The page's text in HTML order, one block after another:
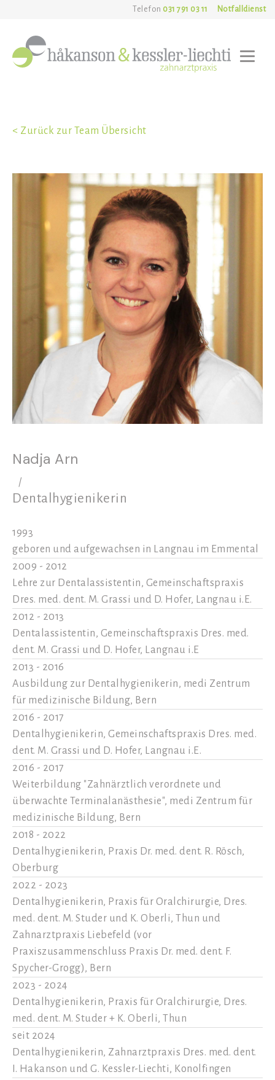
Telefon 031 791 03 11 Notfalldienst
< Zurück zur Team Übersicht
Nadja Arn
/
Dentalhygienikerin
1993
geboren und aufgewachsen in Langnau im Emmental
2009 - 2012
Lehre zur Dentalassistentin, Gemeinschaftspraxis
Dres. med. dent. M. Grassi und D. Hofer, Langnau i.E.
2012 - 2013
Dentalassistentin, Gemeinschaftspraxis Dres. med.
dent. M. Grassi und D. Hofer, Langnau i.E
2013 - 2016
Ausbildung zur Dentalhygienikerin, medi Zentrum
für medizinische Bildung, Bern
2016 - 2017
Dentalhygienikerin, Gemeinschaftspraxis Dres. med.
dent. M. Grassi und D. Hofer, Langnau i.E.
2016 - 2017
Weiterbildung "Zahnärztlich verordnete und
überwachte Terminalanästhesie", medi Zentrum für
medizinische Bildung, Bern
2018 - 2022
Dentalhygienikerin, Praxis Dr. med. dent. R. Rösch,
Oberburg
2022 - 2023
Dentalhygienikerin, Praxis für Oralchirurgie, Dres.
med. dent. M. Studer und K. Oberli, Thun und
Zahnarztpraxis Liebefeld (vor
Praxiszusammenschluss Praxis Dr. med. dent. F.
Spycher-Grogg), Bern
2023 - 2024
Dentalhygienikerin, Praxis für Oralchirurgie, Dres.
med. dent. M. Studer + K. Oberli, Thun
seit 2024
Dentalhygienikerin, Zahnarztpraxis Dres. med. dent.
I. Hakanson und G. Kessler-Liechti, Konolfingen